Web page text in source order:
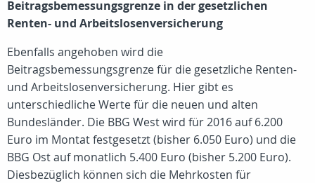
Beitragsbemessungsgrenze in der gesetzlichen
Renten- und Arbeitslosenversicherung
Ebenfalls angehoben wird die
Beitragsbemessungsgrenze für die gesetzliche Renten-
und Arbeitslosenversicherung. Hier gibt es
unterschiedliche Werte für die neuen und alten
Bundesländer. Die BBG West wird für 2016 auf 6.200
Euro im Montat festgesetzt (bisher 6.050 Euro) und die
BBG Ost auf monatlich 5.400 Euro (bisher 5.200 Euro).
Diesbezüglich können sich die Mehrkosten für